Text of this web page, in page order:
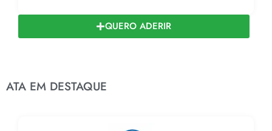
QUERO ADERIR
ATA EM DESTAQUE